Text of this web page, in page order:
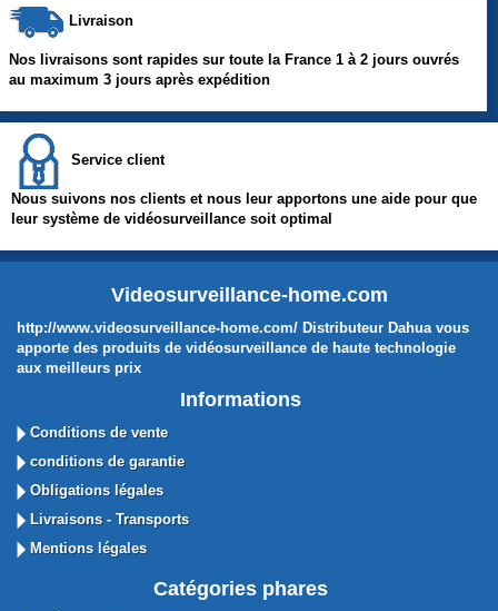
Livraison
Nos livraisons sont rapides sur toute la France 1 à 2 jours ouvrés
au maximum 3 jours après expédition
Service client
Nous suivons nos clients et nous leur apportons une aide pour que
leur système de vidéosurveillance soit optimal
Videosurveillance-home.com
http://www.videosurveillance-home.com/ Distributeur Dahua vous
apporte des produits de vidéosurveillance de haute technologie
aux meilleurs prix
Informations
Conditions de vente
conditions de garantie
Obligations légales
Livraisons - Transports
Mentions légales
Catégories phares